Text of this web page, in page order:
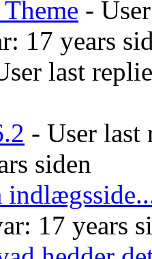
-
17 years
last
- User last
siden
17 years